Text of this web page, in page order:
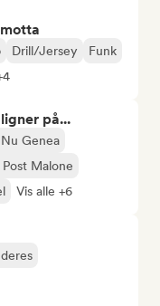
Drill/Jersey
Funk
på...
Nu Genea
Post Malone
Vis alle +6